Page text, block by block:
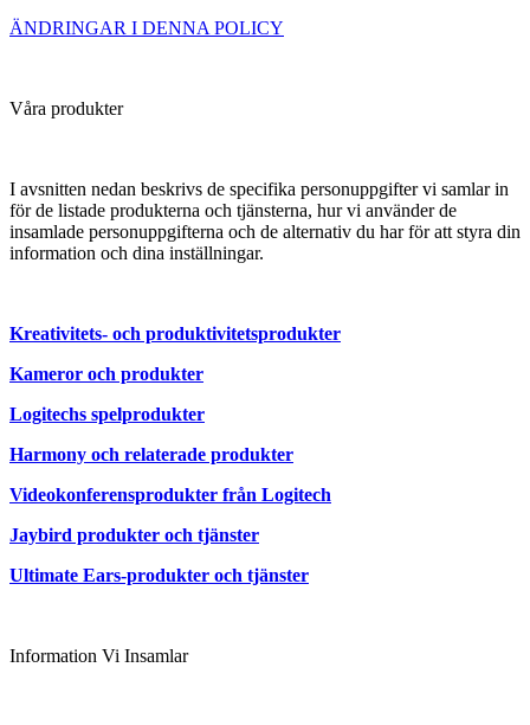
ÄNDRINGAR I DENNA POLICY
Våra produkter
I avsnitten nedan beskrivs de specifika personuppgifter vi samlar in
för de listade produkterna och tjänsterna, hur vi använder de
insamlade personuppgifterna och de alternativ du har för att styra din
information och dina inställningar.
Kreativitets- och produktivitetsprodukter
Kameror och produkter
Logitechs spelprodukter
Harmony och relaterade produkter
Videokonferensprodukter från Logitech
Jaybird produkter och tjänster
Ultimate Ears-produkter och tjänster
Information Vi Insamlar